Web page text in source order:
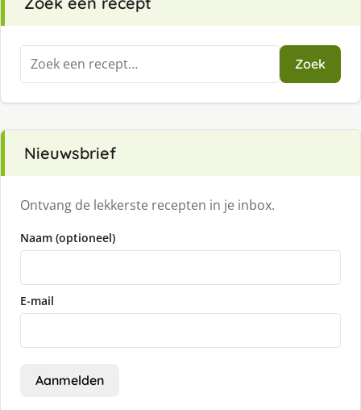
Zoeken
naar:
Zoek
Nieuwsbrief
Ontvang de lekkerste recepten in je inbox.
Naam (optioneel)
E-mail
Aanmelden